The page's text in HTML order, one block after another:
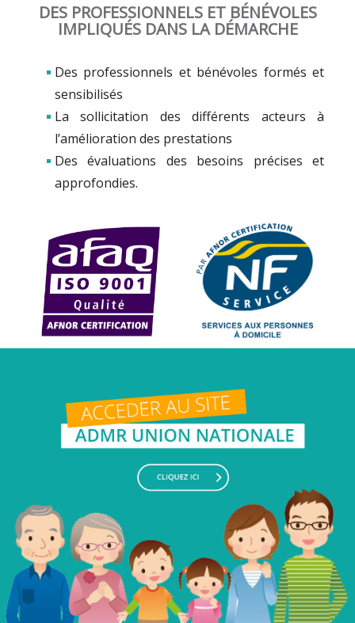
DES PROFESSIONNELS ET BÉNÉVOLES
IMPLIQUÉS DANS LA DÉMARCHE
Des professionnels et bénévoles formés et
sensibilisés
La sollicitation des différents acteurs à
l’amélioration des prestations
Des évaluations des besoins précises et
approfondies.